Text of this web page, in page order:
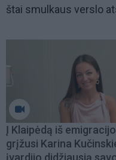
štai smulkaus verslo
Į Klaipėdą iš
grįžusi Karina
įvardijo didžiausią